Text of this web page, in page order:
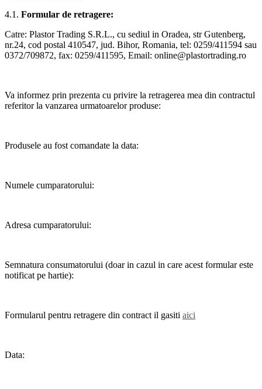
4.1. Formular de retragere:
Catre: Plastor Trading S.R.L., cu sediul in Oradea, str Gutenberg,
nr.24, cod postal 410547, jud. Bihor, Romania, tel: 0259/411594 sau
0372/709872, fax: 0259/411595, Email: online@plastortrading.ro
Va informez prin prezenta cu privire la retragerea mea din contractul
referitor la vanzarea urmatoarelor produse:
Produsele au fost comandate la data:
Numele cumparatorului:
Adresa cumparatorului:
Semnatura consumatorului (doar in cazul in care acest formular este
notificat pe hartie):
Formularul pentru retragere din contract il gasiti aici
Data: